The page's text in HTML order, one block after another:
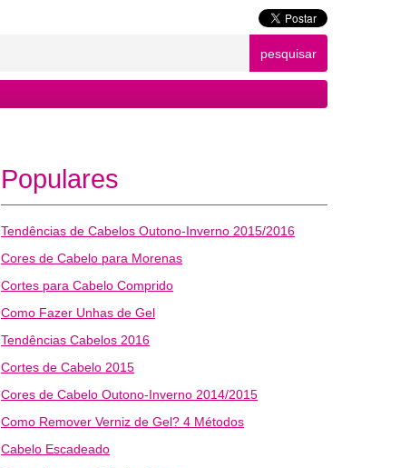
pesquisar
Populares
Tendências de Cabelos Outono-Inverno 2015/2016
Cores de Cabelo para Morenas
Cortes para Cabelo Comprido
Como Fazer Unhas de Gel
Tendências Cabelos 2016
Cortes de Cabelo 2015
Cores de Cabelo Outono-Inverno 2014/2015
Como Remover Verniz de Gel? 4 Métodos
Cabelo Escadeado